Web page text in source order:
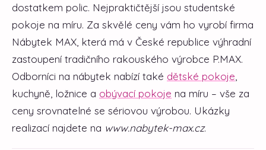
dostatkem polic. Nejpraktičtější jsou studentské
pokoje na míru. Za skvělé ceny vám ho vyrobí firma
Nábytek MAX, která má v České republice výhradní
zastoupení tradičního rakouského výrobce P.MAX.
Odborníci na nábytek nabízí také dětské pokoje
kuchyně, ložnice a obývací pokoje na míru – vše za
ceny srovnatelné se sériovou výrobou. Ukázky
realizací najdete na www.nabytek-max.cz.